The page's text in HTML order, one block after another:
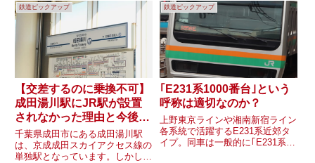
西は充実していますが、南北とな
ると京成金町線の京成高砂〜京
などのリスクも高まるこ...
鉄道ピックアップ
【交差するのに乗換不可】
成田湯川駅にJR駅が設置
されなかった理由と今後の
展望は
千葉県成田市にある成田湯川駅
は、京成成田スカイアクセス線の
単独駅となっています。しかし同
鉄道ピックアップ
｢E231系1000番台｣という
呼称は適切なのか？
上野東京ラインや湘南新宿ライン
各系統で活躍するE231系近郊タ
イプ。同車は一般的に｢E231系